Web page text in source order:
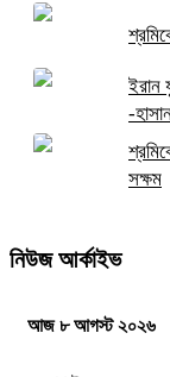
ইরান
-
সক্ষম
নিউজ আর্কাইভ
আজ ৮ আগস্ট ২০২৬